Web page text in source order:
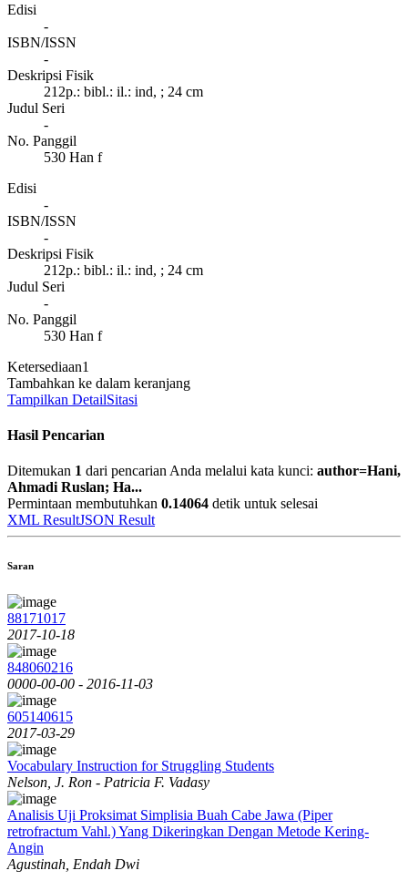
Edisi
-
ISBN/ISSN
-
Deskripsi Fisik
212p.: bibl.: il.: ind, ; 24 cm
Judul Seri
-
No. Panggil
530 Han f
Edisi
-
ISBN/ISSN
-
Deskripsi Fisik
212p.: bibl.: il.: ind, ; 24 cm
Judul Seri
-
No. Panggil
530 Han f
Ketersediaan1
Tambahkan ke dalam keranjang
Tampilkan DetailSitasi
Hasil Pencarian
Ditemukan 1 dari pencarian Anda melalui kata kunci: author=Hani,
Ahmadi Ruslan; Ha...
Permintaan membutuhkan 0.14064 detik untuk selesai
XML ResultJSON Result
Saran
88171017
2017-10-18
848060216
0000-00-00 - 2016-11-03
605140615
2017-03-29
Vocabulary Instruction for Struggling Students
Nelson, J. Ron - Patricia F. Vadasy
Analisis Uji Proksimat Simplisia Buah Cabe Jawa (Piper
retrofractum Vahl.) Yang Dikeringkan Dengan Metode Kering-
Angin
Agustinah, Endah Dwi